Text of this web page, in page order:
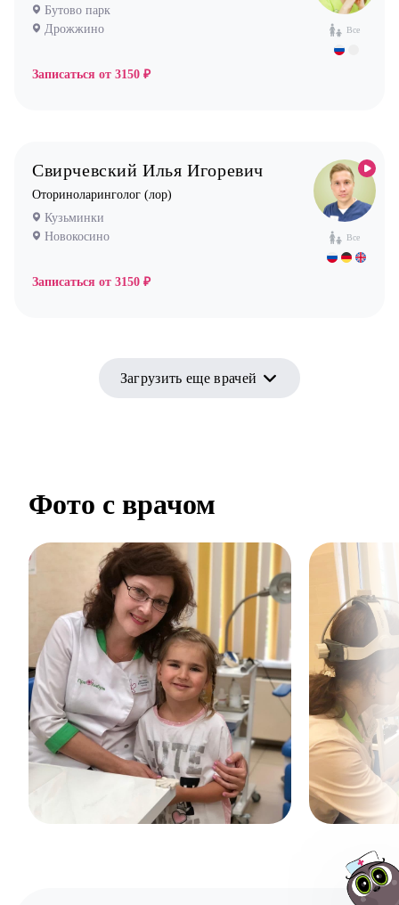
Все
Бутово парк
Дрожжино
Записаться от 3150 ₽
Все
Свирчевский Илья Игоревич
Оториноларинголог (лор)
Кузьминки
Новокосино
Записаться от 3150 ₽
Загрузить еще врачей
Фото с врачом